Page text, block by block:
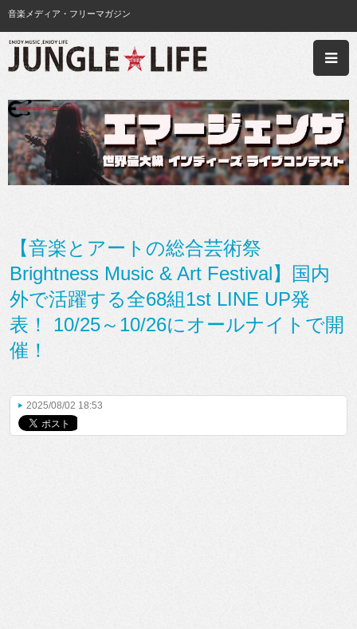
音楽メディア・フリーマガジン
【音楽とアートの総合芸術祭
Brightness Music & Art Festival】国内
外で活躍する全68組1st LINE UP発
表！ 10/25～10/26にオールナイトで開
催！
2025/08/02 18:53